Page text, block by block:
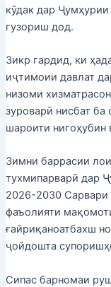
кӯдак дар
гузориш дод.
Зикр гардид, ки
иҷтимоии давлат
низоми
зуроварӣ нисбат ба
шароити нигоҳубин
Зимни баррасии
тухмипарварӣ дар
2026-2030
фаъолияти
ғайриқаноатбахш
ҷойдошта
Сипас барномаи